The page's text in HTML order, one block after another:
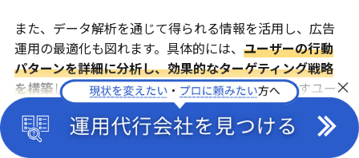
また、データ解析を通じて得られる情報を活用し、広告
運用の最適化も図れます。具体的には、ユーザーの行動
パターンを詳細に分析し、効果的なターゲティング戦略
を構築しましょう。特定の時間帯に高いCV率を示すユー
ザー層がいるならば、その時間帯に広告を集中配信すれ
な、広告効果の最大化が望めます。
×